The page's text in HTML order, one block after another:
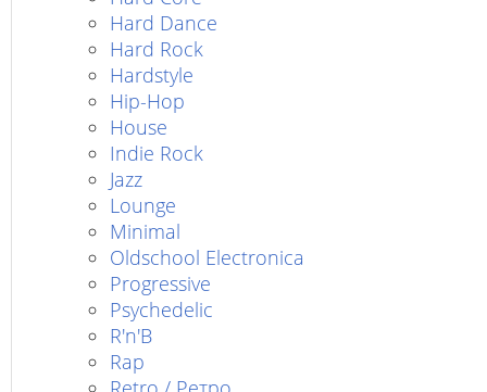
Hard Dance
Hard Rock
Hardstyle
Hip-Hop
House
Indie Rock
Jazz
Lounge
Minimal
Oldschool Electronica
Progressive
Psychedelic
R'n'B
Rap